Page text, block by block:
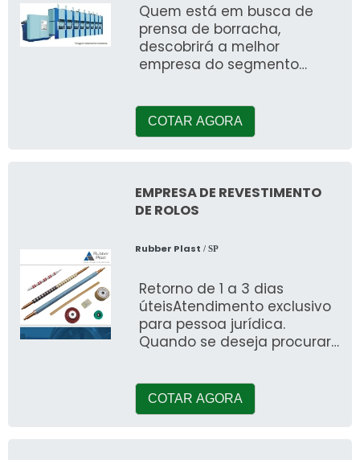
Quem está em busca de
prensa de borracha,
descobrirá a melhor
empresa do segmento
Quando a tem&aa
COTAR AGORA
EMPRESA DE REVESTIMENTO
DE ROLOS
Rubber Plast / SP
Retorno de 1 a 3 dias
úteisAtendimento exclusivo
para pessoa jurídica.
Quando se deseja procurar
conhecerá a empr
COTAR AGORA